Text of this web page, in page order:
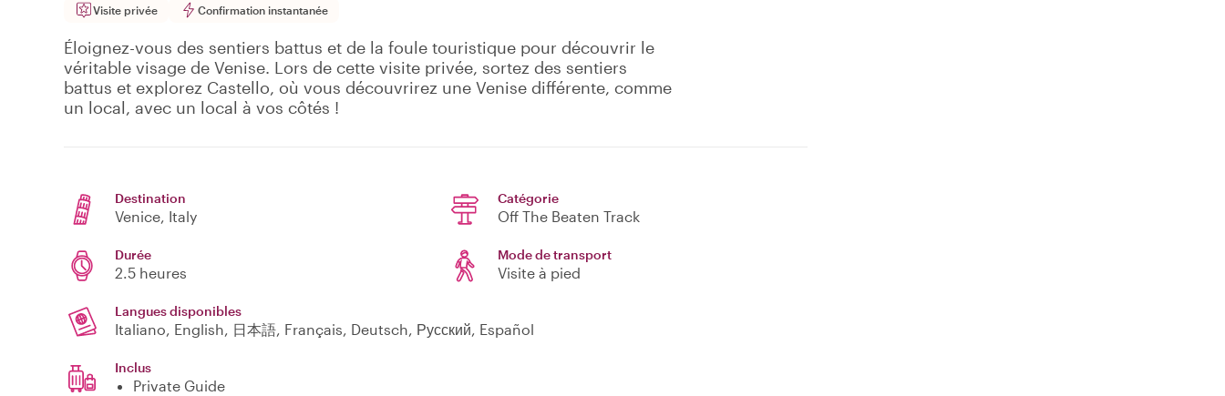
Visite privée Confirmation instantanée
Éloignez-vous des sentiers battus et de la foule touristique pour découvrir le
véritable visage de Venise. Lors de cette visite privée, sortez des sentiers
battus et explorez Castello, où vous découvrirez une Venise différente, comme
un local, avec un local à vos côtés !
Destination
Venice, Italy
Catégorie
Off The Beaten Track
Durée
2.5 heures
Mode de transport
Visite à pied
Langues disponibles
Italiano, English, 日本語, Français, Deutsch, Русский, Español
Inclus
Private Guide